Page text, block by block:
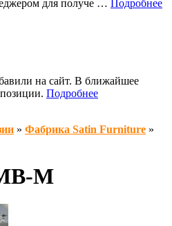
для получе …
Подробнее
на сайт. В ближайшее
Подробнее
» Фабрика Satin Furniture »
M